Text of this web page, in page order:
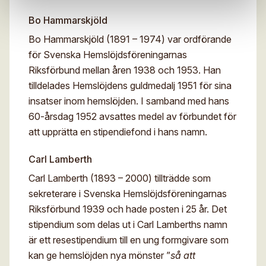
Bo Hammarskjöld
Bo Hammarskjöld (1891 – 1974) var ordförande
för Svenska Hemslöjdsföreningarnas
Riksförbund mellan åren 1938 och 1953. Han
tilldelades Hemslöjdens guldmedalj 1951 för sina
insatser inom hemslöjden. I samband med hans
60-årsdag 1952 avsattes medel av förbundet för
att upprätta en stipendiefond i hans namn.
Carl Lamberth
Carl Lamberth (1893 – 2000) tillträdde som
sekreterare i Svenska Hemslöjdsföreningarnas
Riksförbund 1939 och hade posten i 25 år. Det
stipendium som delas ut i Carl Lamberths namn
är ett resestipendium till en ung formgivare som
kan ge hemslöjden nya mönster ”så att